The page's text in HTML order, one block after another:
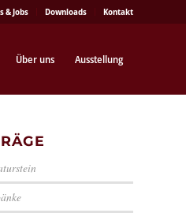
& Jobs Downloads Kontakt
Über uns Ausstellung